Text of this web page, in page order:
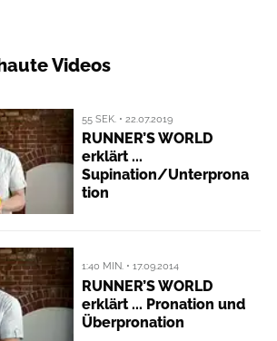
Videos
55 SEK. • 22.07.2019
RUNNER’S WORLD
erklärt ...
Supination/Unterprona
tion
1:40 MIN. • 17.09.2014
RUNNER’S WORLD
erklärt ... Pronation und
Überpronation